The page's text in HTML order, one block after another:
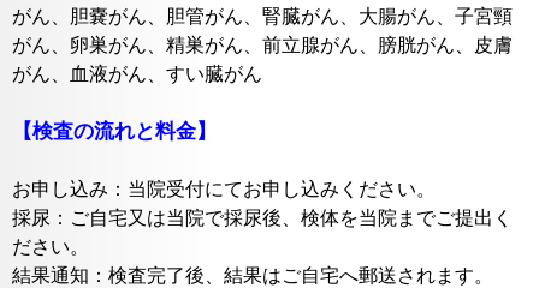
がん、胆嚢がん、胆管がん、腎臓がん、大腸がん、子宮頸
がん、卵巣がん、精巣がん、前立腺がん、膀胱がん、皮膚
がん、血液がん、すい臓がん
【検査の流れと料金】
お申し込み：当院受付にてお申し込みください。
採尿：ご自宅又は当院で採尿後、検体を当院までご提出く
ださい。
結果通知：検査完了後、結果はご自宅へ郵送されます。